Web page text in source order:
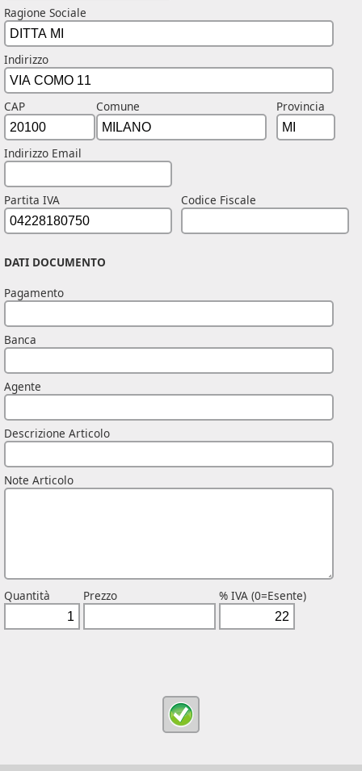
Ragione Sociale
Indirizzo
CAP Comune Provincia
Indirizzo Email
Partita IVA Codice Fiscale
DATI DOCUMENTO
Pagamento
Banca
Agente
Descrizione Articolo
Note Articolo
Quantità Prezzo % IVA (0=Esente)